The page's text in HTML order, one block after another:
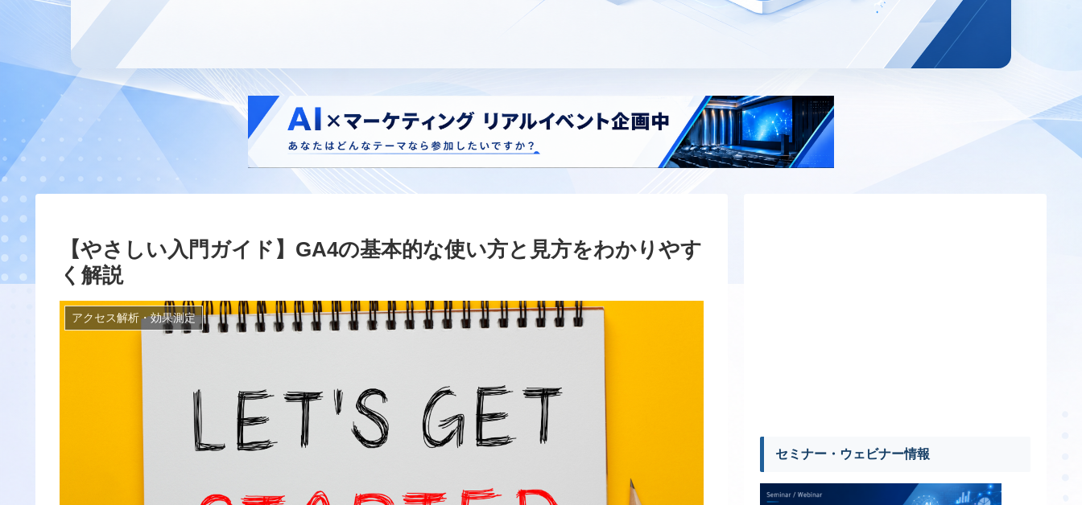
【やさしい入門ガイド】GA4の基本的な使い方と見方をわかりやす
く解説
アクセス解析・効果測定
セミナー・ウェビナー情報